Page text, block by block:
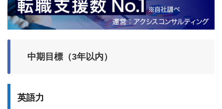
中期目標（3年以内）
英語力